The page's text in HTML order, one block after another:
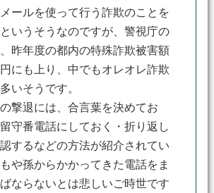
ールを使って行う詐欺のことを
というそうなのですが、警視庁の
昨年度の都内の特殊詐欺被害額
にも上り、中でもオレオレ詐欺
いそうです。
撃退には、合言葉を決めてお
守番電話にしておく・折り返し
するなどの方法が紹介されてい
や孫からかかってきた電話をま
ならないとは悲しいご時世です